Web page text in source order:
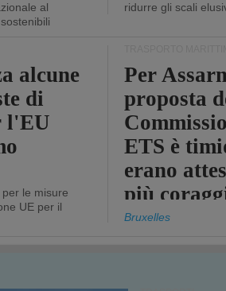
al
ridurre gli scali
alcune
di
l'EU
le misure
UE per il
Per
proposta
ETS è
erano
più
Bruxelles